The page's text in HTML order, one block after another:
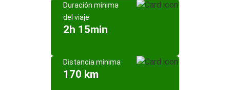
Duración mínima
del viaje
2h 15min
Distancia mínima
170 km